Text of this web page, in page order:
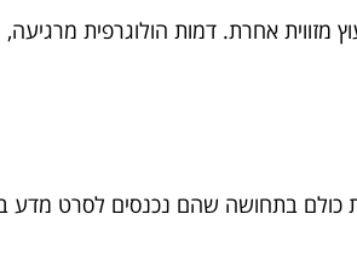
מזווית אחרת. דמות הולוגרפית
כולם בתחושה שהם נכנסים לסרט